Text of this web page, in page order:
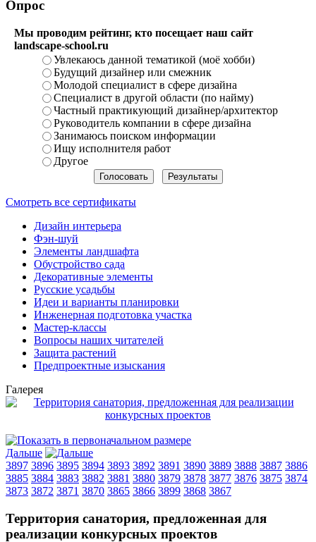
Опрос
Мы проводим рейтинг, кто посещает наш сайт
landscape-school.ru
Увлекаюсь данной тематикой (моё хобби)
Будущий дизайнер или смежник
Молодой специалист в сфере дизайна
Специалист в другой области (по найму)
Частный практикующий дизайнер/архитектор
Руководитель компании в сфере дизайна
Занимаюсь поиском информации
Ищу исполнителя работ
Другое
Смотреть все сертификаты
Дизайн интерьера
Фэн-шуй
Элементы ландшафта
Обустройство сада
Декоративные элементы
Русские усадьбы
Идеи и варианты планировки
Инженерная подготовка участка
Мастер-классы
Вопросы наших читателей
Защита растений
Предпроектные изыскания
Галерея
Дальше
3897 3896 3895 3894 3893 3892 3891 3890 3889 3888 3887 3886
3885 3884 3883 3882 3881 3880 3879 3878 3877 3876 3875 3874
3873 3872 3871 3870 3865 3866 3899 3868 3867
Территория санатория, предложенная для
реализации конкурсных проектов